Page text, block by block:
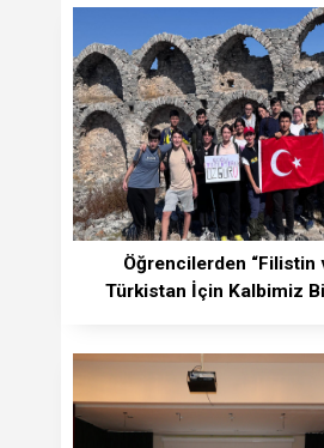
Öğrencilerden “Filistin
Türkistan İçin Kalbimiz